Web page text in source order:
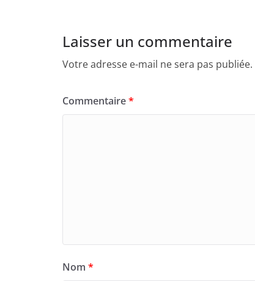
Laisser un commentaire
Votre adresse e-mail ne sera pas publiée.
Commentaire*
Nom *